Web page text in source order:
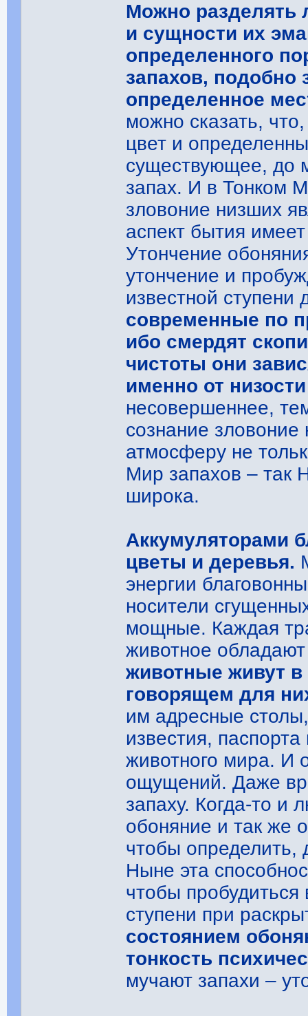
Можно разделять
и сущности их
определенного
запахов,
определенное
можно сказать,
цвет и
существующее, до
запах. И в Тонком
зловоние низших
аспект бытия
Утончение
утончение и
известной ступени
современные по
ибо смердят
чистоты они
именно от
несовершеннее,
сознание
атмосферу не
Мир запахов – так
широка.
Аккумуляторами
цветы и деревья.
энергии
носители
мощные. Каждая
животное
животные живут в
говорящем для
им адресные
известия,
животного мира. И
ощущений. Даже
запаху. Когда-то и
обоняние и так же
чтобы определить,
Ныне эта
чтобы
ступени при
состоянием
тонкость
мучают запахи –